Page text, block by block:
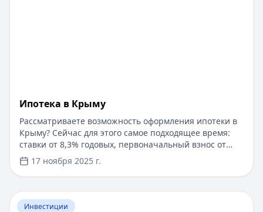
Ипотека в Крыму
Рассматриваете возможность оформления ипотеки в
Крыму? Сейчас для этого самое подходящее время:
ставки от 8,3% годовых, первоначальный взнос от
15%, срок рассмотрения заявки — от 1 дня. Доступны
программы господдержки с пониженной ставкой от
6%. Одобрение без подтверждения дохода справкой
2-НДФЛ, достаточно выписки по счету. Срок
кредитования — до 30 лет.
17 ноября 2025 г.
Перейти к статье: ​Как оформить кредитную карту
Инвестиции